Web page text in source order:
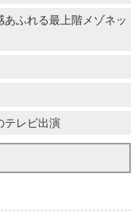
あふれる最上階メゾネッ
テレビ出演